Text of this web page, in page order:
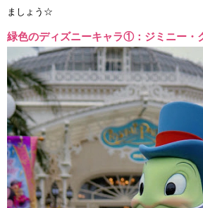
ましょう☆
緑色のディズニーキャラ①：ジミニー・